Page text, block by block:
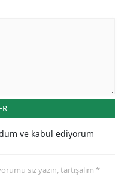
ve kabul ediyorum
siz yazın, tartışalım *